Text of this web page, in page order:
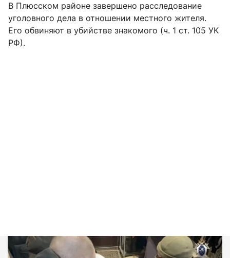
В Плюсском районе завершено расследование
уголовного дела в отношении местного жителя.
Его обвиняют в убийстве знакомого (ч. 1 ст. 105 УК
РФ).